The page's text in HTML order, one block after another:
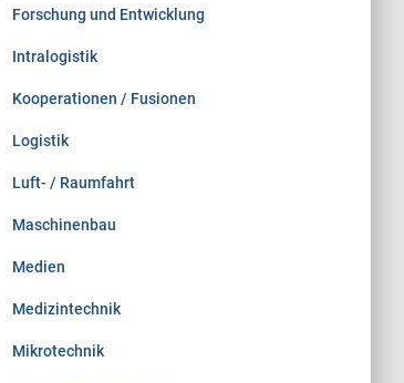
Forschung und Entwicklung
Intralogistik
Kooperationen / Fusionen
Logistik
Luft- / Raumfahrt
Maschinenbau
Medien
Medizintechnik
Mikrotechnik